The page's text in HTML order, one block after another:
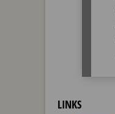
LINKS